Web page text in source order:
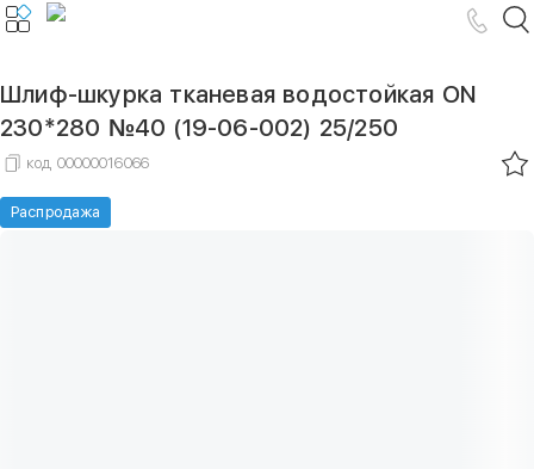
Шлиф-шкурка тканевая водостойкая ON
230*280 №40 (19-06-002) 25/250
код 00000016066
Распродажа